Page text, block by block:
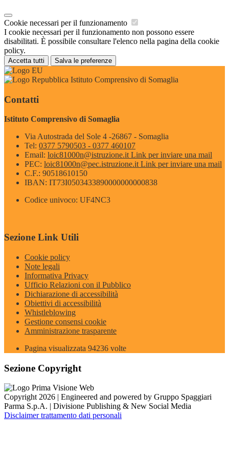
Cookie necessari per il funzionamento
I cookie necessari per il funzionamento non possono essere
disabilitati. È possibile consultare l'elenco nella pagina della cookie
policy.
Accetta tutti Salva le preferenze
Istituto Comprensivo di Somaglia
Contatti
Istituto Comprensivo di Somaglia
Via Autostrada del Sole 4 -26867 - Somaglia
Tel: 0377 5790503 - 0377 460107
Email: loic81000n@istruzione.it Link per inviare una mail
PEC: loic81000n@pec.istruzione.it Link per inviare una mail
C.F.: 90518610150
IBAN: IT73I0503433890000000000838
Codice univoco: UF4NC3
Sezione Link Utili
Cookie policy
Note legali
Informativa Privacy
Ufficio Relazioni con il Pubblico
Dichiarazione di accessibilità
Obiettivi di accessibilità
Whistleblowing
Gestione consensi cookie
Amministrazione trasparente
Pagina visualizzata 94236 volte
Sezione Copyright
Copyright 2026 | Engineered and powered by Gruppo Spaggiari
Parma S.p.A. | Divisione Publishing & New Social Media
Disclaimer trattamento dati personali